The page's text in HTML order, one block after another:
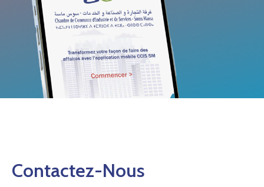
Contactez-Nous